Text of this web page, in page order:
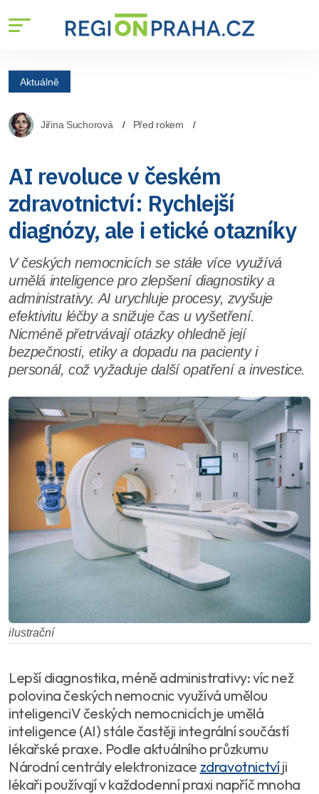
Aktuálně
Jiřina Suchorová Před rokem
AI revoluce v českém
zdravotnictví: Rychlejší
diagnózy, ale i etické otazníky
V českých nemocnicích se stále více využívá
umělá inteligence pro zlepšení diagnostiky a
administrativy. AI urychluje procesy, zvyšuje
efektivitu léčby a snižuje čas u vyšetření.
Nicméně přetrvávají otázky ohledně její
bezpečnosti, etiky a dopadu na pacienty i
personál, což vyžaduje další opatření a investice.
ilustrační
Lepší diagnostika, méně administrativy: víc než
polovina českých nemocnic využívá umělou
inteligenciV českých nemocnicích je umělá
inteligence (AI) stále častěji integrální součástí
lékařské praxe. Podle aktuálního průzkumu
Národní centrály elektronizace zdravotnictvíji
lékaři používají v každodenní praxi napříč mnoha